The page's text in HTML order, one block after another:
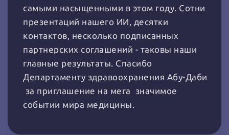
самыми насыщенными в этом году. Сотни
презентаций нашего ИИ, десятки
контактов, несколько подписанных
партнерских соглашений - таковы наши
главные результаты. Спасибо
Департаменту здравоохранения Абу-Даби
за приглашение на мега значимое
событии мира медицины.